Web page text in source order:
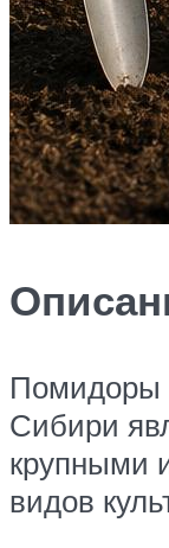
Помидоры
Сибири
крупными
видов